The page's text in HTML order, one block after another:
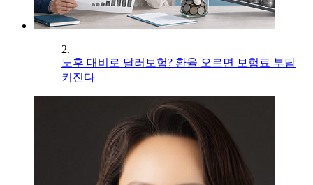
2.
노후 대비로 달러보험? 환율 오르면 보험료 부담
커진다